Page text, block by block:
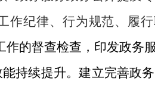
作纪律、行为规范、履
作的督查检查，印发政务
持续提升。建立完善政